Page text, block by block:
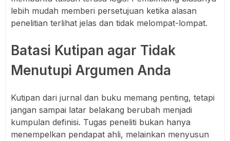
lebih mudah memberi persetujuan ketika alasan
penelitian terlihat jelas dan tidak melompat-lompat.
Batasi Kutipan agar Tidak
Menutupi Argumen Anda
Kutipan dari jurnal dan buku memang penting, tetapi
jangan sampai latar belakang berubah menjadi
kumpulan definisi. Tugas peneliti bukan hanya
menempelkan pendapat ahli, melainkan menyusun